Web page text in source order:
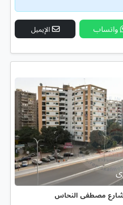
واتساب الإيميل
مصطفى النحاس